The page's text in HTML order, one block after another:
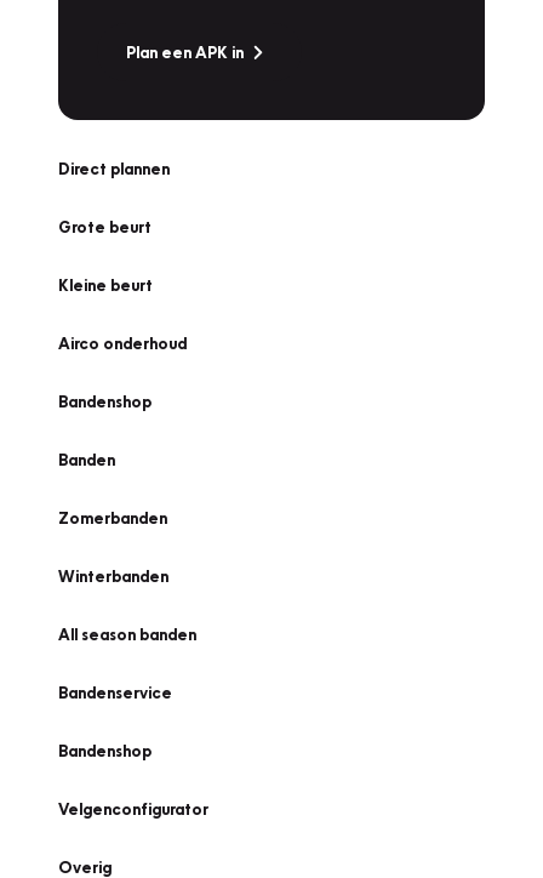
Plan een APK in
Direct plannen
Grote beurt
Kleine beurt
Airco onderhoud
Bandenshop
Banden
Zomerbanden
Winterbanden
All season banden
Bandenservice
Bandenshop
Velgenconfigurator
Overig